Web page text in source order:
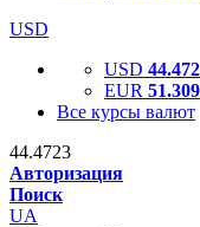
USD
USD
EUR
Все курсы валют
44.4723
Авторизация
Поиск
UA